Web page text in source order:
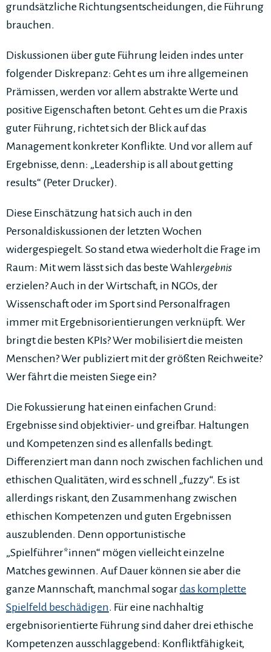
grundsätzliche Richtungsentscheidungen, die Führung
brauchen.
Diskussionen über gute Führung leiden indes unter
folgender Diskrepanz: Geht es um ihre allgemeinen
Prämissen, werden vor allem abstrakte Werte und
positive Eigenschaften betont. Geht es um die Praxis
guter Führung, richtet sich der Blick auf das
Management konkreter Konflikte. Und vor allem auf
Ergebnisse, denn: „Leadership is all about getting
results“ (Peter Drucker).
Diese Einschätzung hat sich auch in den
Personaldiskussionen der letzten Wochen
widergespiegelt. So stand etwa wiederholt die Frage im
Raum: Mit wem lässt sich das beste Wahl ergebnis
erzielen? Auch in der Wirtschaft, in NGOs, der
Wissenschaft oder im Sport sind Personalfragen
immer mit Ergebnisorientierungen verknüpft. Wer
bringt die besten KPIs? Wer mobilisiert die meisten
Menschen? Wer publiziert mit der größten Reichweite?
Wer fährt die meisten Siege ein?
Die Fokussierung hat einen einfachen Grund:
Ergebnisse sind objektivier- und greifbar. Haltungen
und Kompetenzen sind es allenfalls bedingt.
Differenziert man dann noch zwischen fachlichen und
ethischen Qualitäten, wird es schnell „fuzzy“. Es ist
allerdings riskant, den Zusammenhang zwischen
ethischen Kompetenzen und guten Ergebnissen
auszublenden. Denn opportunistische
„Spielführer*innen“ mögen vielleicht einzelne
Matches gewinnen. Auf Dauer können sie aber die
ganze Mannschaft, manchmal sogardas komplette
Spielfeld beschädigen. Für eine nachhaltig
ergebnisorientierte Führung sind daher drei ethische
Kompetenzen ausschlaggebend: Konfliktfähigkeit,